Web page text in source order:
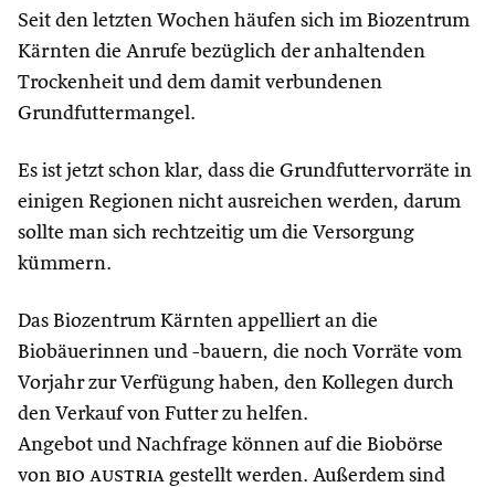
Seit den letzten Wochen häufen sich im Biozentrum
Kärnten die Anrufe bezüglich der anhaltenden
Trockenheit und dem damit verbundenen
Grundfuttermangel.
Es ist jetzt schon klar, dass die Grundfuttervorräte in
einigen Regionen nicht ausreichen werden, darum
sollte man sich rechtzeitig um die Versorgung
kümmern.
Das Biozentrum Kärnten appelliert an die
Biobäuerinnen und -bauern, die noch Vorräte vom
Vorjahr zur Verfügung haben, den Kollegen durch
den Verkauf von Futter zu helfen.
Angebot und Nachfrage können auf die Biobörse
von bio austria gestellt werden. Außerdem sind